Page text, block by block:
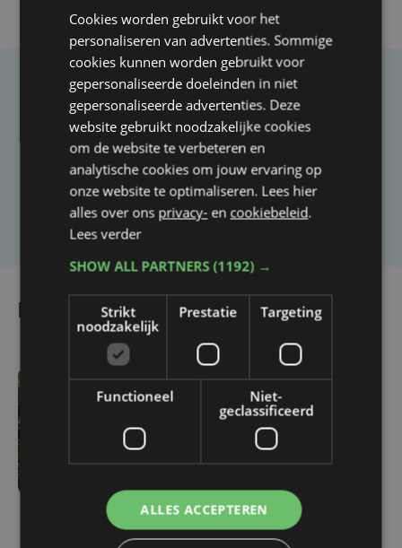
Taalfout opgemerkt?
Heb je een taal- of schrijffout opgemerkt in dit
artikel?
Laat het ons weten
Lees ook
ma 3 augustus | 17:15
Droogte treft
aardappelteelt: "Op
sommige percelen
van de opbrengst"
Cookies worden gebruikt voor het
personaliseren van advertenties. Sommige
cookies kunnen worden gebruikt voor
gepersonaliseerde doeleinden in niet
gepersonaliseerde advertenties. Deze
website gebruikt noodzakelijke cookies
om de website te verbeteren en
analytische cookies om jouw ervaring op
onze website te optimaliseren. Lees hier
alles over ons privacy- en cookiebeleid.
Lees verder
SHOW ALL PARTNERS(1192) →
Strikt
noodzakelijk
Prestatie Targeting
Functioneel
Niet-
geclassificeerd
ALLES ACCEPTEREN